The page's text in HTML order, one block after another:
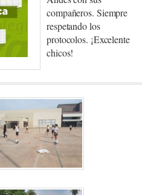
compañeros. Siempre
respetando los
protocolos. ¡Excelente
chicos!